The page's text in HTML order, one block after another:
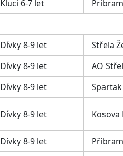
Kluci 6-7 let Pribram
Dívky 8-9 let Střela
Dívky 8-9 let AO
Dívky 8-9 let
Dívky 8-9 let Kosova
Dívky 8-9 let Příbram